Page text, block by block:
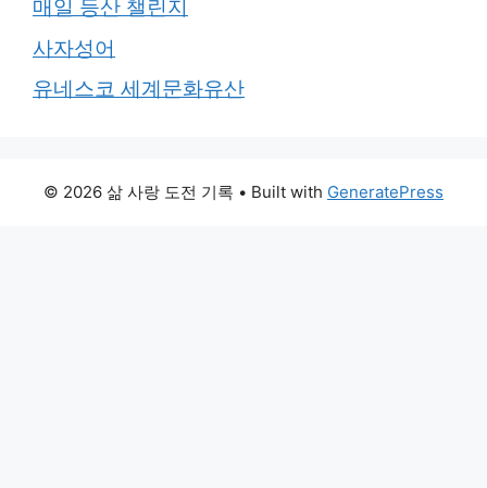
매일 등산 챌린지
사자성어
유네스코 세계문화유산
© 2026 삶 사랑 도전 기록 • Built with GeneratePress